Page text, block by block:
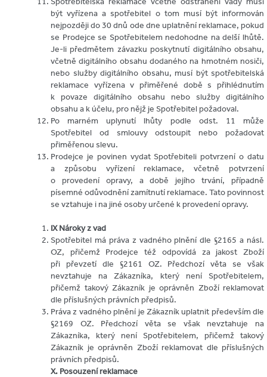
být vyřízena a spotřebitel o tom musí být informován
nejpozději do 30 dnů ode dne uplatnění reklamace, pokud
se Prodejce se Spotřebitelem nedohodne na delší lhůtě.
Je-li předmětem závazku poskytnutí digitálního obsahu,
včetně digitálního obsahu dodaného na hmotném nosiči,
nebo služby digitálního obsahu, musí být spotřebitelská
reklamace vyřízena v přiměřené době s přihlédnutím
k povaze digitálního obsahu nebo služby digitálního
obsahu a k účelu, pro nějž je Spotřebitel požadoval.
Po marném uplynutí lhůty podle odst. 11 může
Spotřebitel od smlouvy odstoupit nebo požadovat
přiměřenou slevu.
Prodejce je povinen vydat Spotřebiteli potvrzení o datu
a způsobu vyřízení reklamace, včetně potvrzení
o provedení opravy, a době jejího trvání, případně
písemné odůvodnění zamítnutí reklamace. Tato povinnost
se vztahuje i na jiné osoby určené k provedení opravy.
IX Nároky z vad
Spotřebitel má práva z vadného plnění dle §2165 a násl.
OZ, přičemž Prodejce též odpovídá za jakost Zboží
při převzetí dle §2161 OZ. Předchozí věta se však
nevztahuje na Zákazníka, který není Spotřebitelem,
přičemž takový Zákazník je oprávněn Zboží reklamovat
dle příslušných právních předpisů.
Práva z vadného plnění je Zákazník uplatnit především dle
§2169 OZ. Předchozí věta se však nevztahuje na
Zákazníka, který není Spotřebitelem, přičemž takový
Zákazník je oprávněn Zboží reklamovat dle příslušných
právních předpisů.
X. Posouzení reklamace